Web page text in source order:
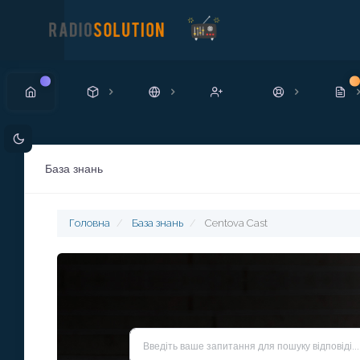
Нові
База знань
Головна База знань Centova Cast